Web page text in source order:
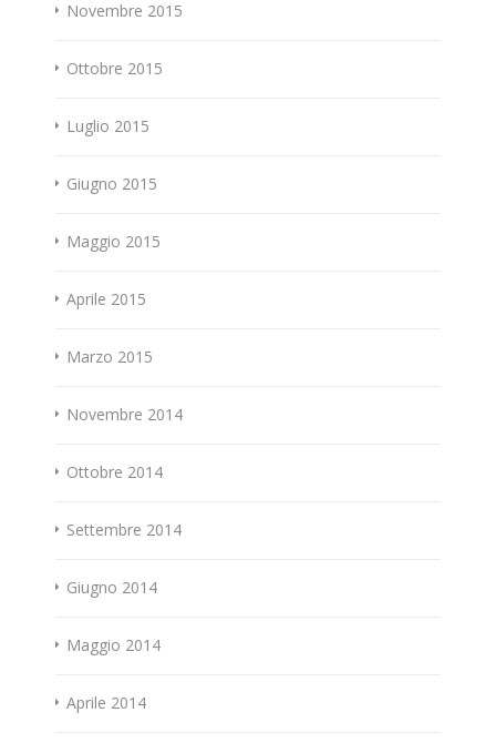
Novembre 2015
Ottobre 2015
Luglio 2015
Giugno 2015
Maggio 2015
Aprile 2015
Marzo 2015
Novembre 2014
Ottobre 2014
Settembre 2014
Giugno 2014
Maggio 2014
Aprile 2014